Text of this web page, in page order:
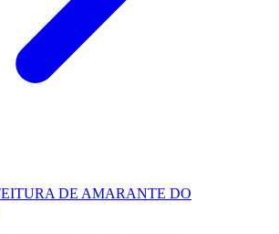
DE AMARANTE DO